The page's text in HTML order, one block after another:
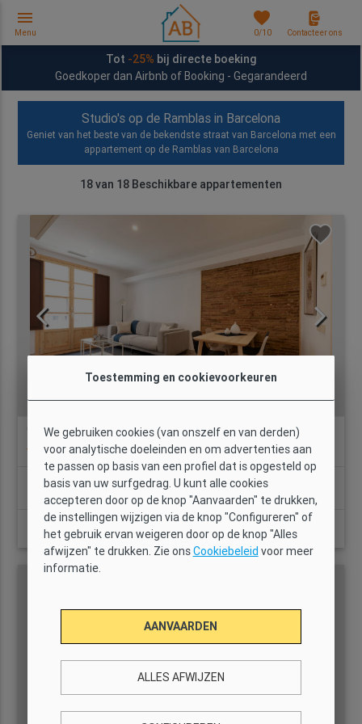
Contacteer ons
favorites
0/10
menu
Menu
Tot -25% bij directe boeking
Goedkoper dan Airbnb of Booking - Gegarandeerd
Studio's op de Ramblas in Barcelona
Geniet van het beste van de bekendste straat van Barcelona met een
appartement op de Ramblas van Barcelona
18van 18 Beschikbare appartementen
GI2776 - AB Mercat de Sant Antoni VII
12 Beoordeling gasten
3
Slaapkamers:
3
1,5 54 m2
Ja
Vanaf
€27
BEKIJK DETAILS
Toestemming en cookievoorkeuren
We gebruiken cookies (van onszelf en van derden)
voor analytische doeleinden en om advertenties aan
te passen op basis van een profiel dat is opgesteld op
basis van uw surfgedrag. U kunt alle cookies
accepteren door op de knop "Aanvaarden" te drukken,
de instellingen wijzigen via de knop "Configureren" of
het gebruik ervan weigeren door op de knop "Alles
afwijzen" te drukken. Zie onsCookiebeleid voor meer
informatie.
AANVAARDEN
ALLES AFWIJZEN